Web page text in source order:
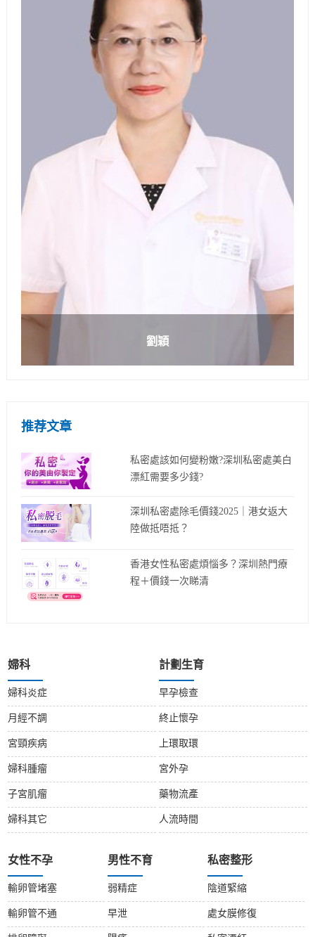
劉穎
推荐文章
私密處該如何變粉嫩?深圳私密處美白
漂紅需要多少錢?
深圳私密處除毛價錢2025｜港女返大
陸做抵唔抵？
香港女性私密處煩惱多？深圳熱門療
程＋價錢一次睇清
婦科
婦科炎症
月經不調
宮頸疾病
婦科腫瘤
子宮肌瘤
婦科其它
計劃生育
早孕檢查
終止懷孕
上環取環
宮外孕
藥物流產
人流時間
女性不孕
輸卵管堵塞
輸卵管不通
男性不育
弱精症
早泄
私密整形
陰道緊縮
處女膜修復